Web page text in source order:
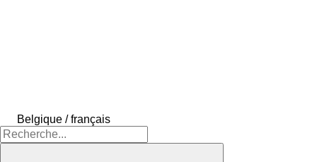
Belgique / français